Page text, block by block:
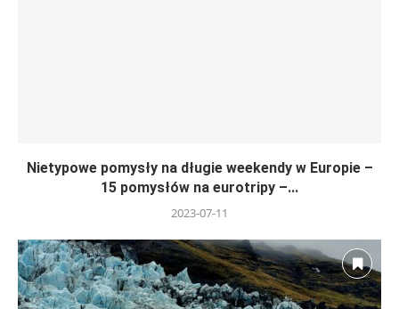
Nietypowe pomysły na długie weekendy w Europie –
15 pomysłów na eurotripy –...
2023-07-11